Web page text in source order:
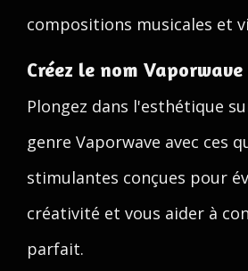
compositions musicales et
Créez le nom Vaporwave
Plongez dans l'esthétique
genre Vaporwave avec ces
stimulantes conçues pour
créativité et vous aider à
parfait.